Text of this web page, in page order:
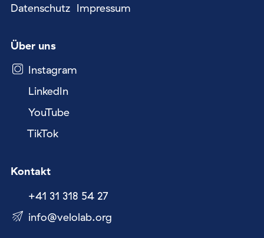
Datenschutz Impressum
Über uns
Instagram
LinkedIn
YouTube
TikTok
Kontakt
+41 31 318 54 27
nf
v l l b rg